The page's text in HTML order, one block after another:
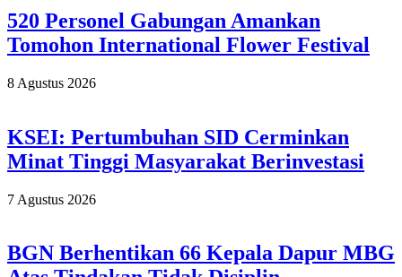
520 Personel Gabungan Amankan
Tomohon International Flower Festival
8 Agustus 2026
KSEI: Pertumbuhan SID Cerminkan
Minat Tinggi Masyarakat Berinvestasi
7 Agustus 2026
BGN Berhentikan 66 Kepala Dapur MBG